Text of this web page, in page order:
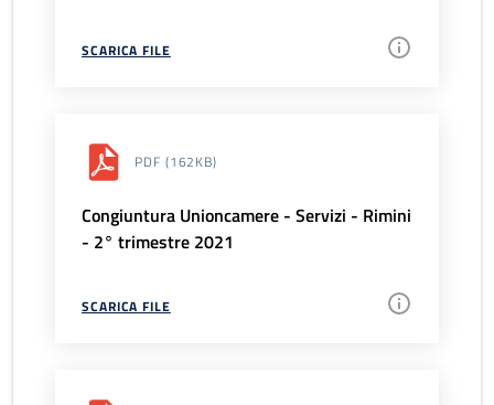
SCARICA FILE
PDF (162KB)
Congiuntura Unioncamere - Servizi - Rimini
- 2° trimestre 2021
SCARICA FILE